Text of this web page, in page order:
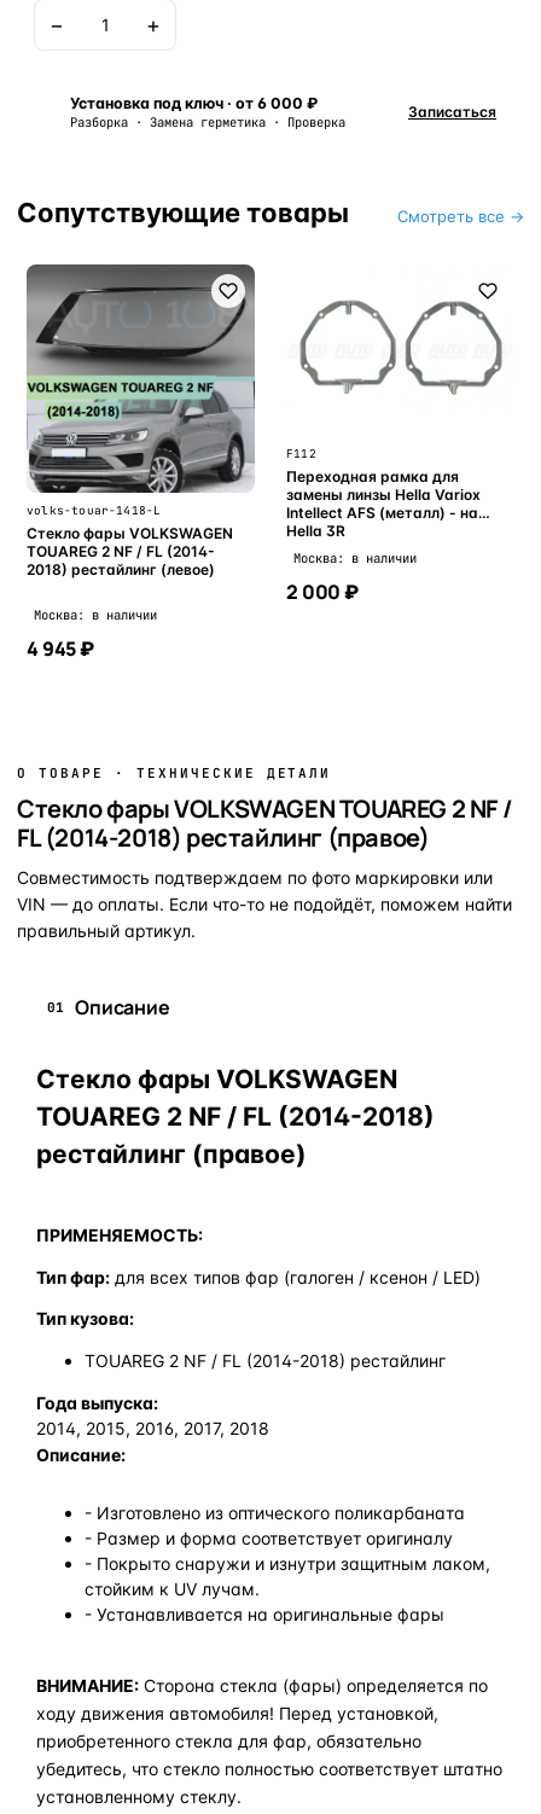
− +
Установка под ключ · от 6 000 ₽
Разборка · Замена герметика · Проверка
Записаться
Сопутствующие товары Смотреть все →
volks-touar-1418-L
Стекло фары VOLKSWAGEN
TOUAREG 2 NF / FL (2014-
2018) рестайлинг (левое)
Москва: в наличии
4 945 ₽
F112
Переходная рамка для
замены линзы Hella Variox
Intellect AFS (металл) - на
Hella 3R
Москва: в наличии
2 000 ₽
О ТОВАРЕ · ТЕХНИЧЕСКИЕ ДЕТАЛИ
Стекло фары VOLKSWAGEN TOUAREG 2 NF /
FL (2014-2018) рестайлинг (правое)
Совместимость подтверждаем по фото маркировки или
VIN — до оплаты. Если что-то не подойдёт, поможем найти
правильный артикул.
01 Описание
Стекло фары VOLKSWAGEN
TOUAREG 2 NF / FL (2014-2018)
рестайлинг (правое)
ПРИМЕНЯЕМОСТЬ:
Тип фар: для всех типов фар (галоген / ксенон / LED)
Тип кузова:
TOUAREG 2 NF / FL (2014-2018) рестайлинг
Года выпуска:
2014, 2015, 2016, 2017, 2018
Описание:
- Изготовлено из оптического поликарбаната
- Размер и форма соответствует оригиналу
- Покрыто снаружи и изнутри защитным лаком,
стойким к UV лучам.
- Устанавливается на оригинальные фары
ВНИМАНИЕ: Сторона стекла (фары) определяется по
ходу движения автомобиля! Перед установкой,
приобретенного стекла для фар, обязательно
убедитесь, что стекло полностью соответствует штатно
установленному стеклу.